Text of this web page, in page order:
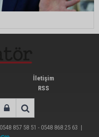
İletişim
RSS
0548 857 58 51 - 0548 868 25 63 |